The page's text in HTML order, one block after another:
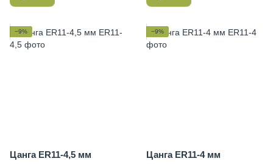
−9%
Цанга ER11-4,5 мм
−9%
Цанга ER11-4 мм